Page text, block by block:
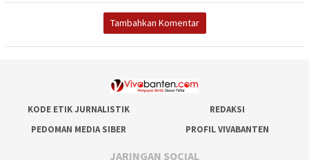
Tambahkan Komentar
KODE ETIK JURNALISTIK
REDAKSI
PEDOMAN MEDIA SIBER
PROFIL VIVABANTEN
JARINGAN SOCIAL